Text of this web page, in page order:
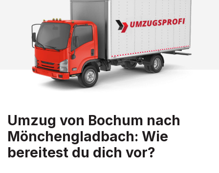
Umzug von Bochum nach
Mönchengladbach: Wie
bereitest du dich vor?